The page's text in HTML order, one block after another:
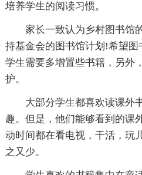
培养学生的阅读习惯。
家长一致认为乡村图书馆
持基金会的图书馆计划!希望
学生需要多增置些书籍，另外
护。
大部分学生都喜欢读课外
趣。但是，他们能够看到的课
动时间都在看电视，干活，玩
之又少。